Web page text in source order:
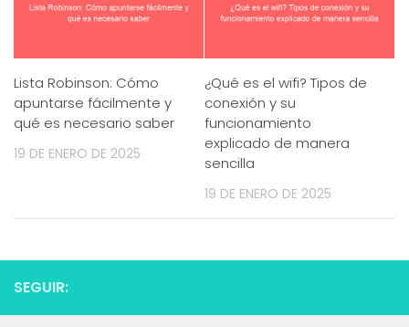
Lista Robinson: Cómo
apuntarse fácilmente y
qué es necesario saber
19 DE ENERO DE 2025
¿Qué es el wifi? Tipos de
conexión y su
funcionamiento
explicado de manera
sencilla
19 DE ENERO DE 2025
SEGUIR: